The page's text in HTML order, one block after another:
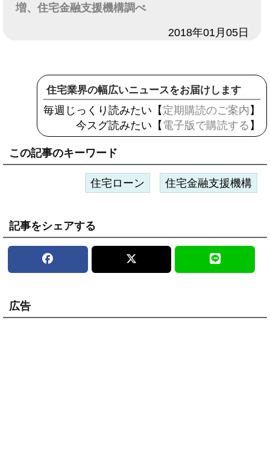
増、住宅金融支援機構調べ
2018年01月05日
住宅業界の幅広いニュースをお届けします
毎週じっくり読みたい【 定期購読のご案内 】
今スグ読みたい【 電子版で購読する 】
この記事のキーワード
住宅ローン 住宅金融支援機構
記事をシェアする
広告